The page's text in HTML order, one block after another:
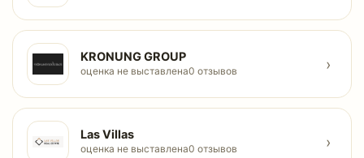
KRONUNG GROUP
оценка не выставлена0 отзывов ›
Las Villas
оценка не выставлена0 отзывов ›